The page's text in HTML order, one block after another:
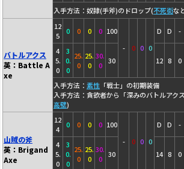
入手方法：奴隷(手斧)のドロップ(不死街な
バトルアクス
英：Battle A
xe
12
5
0 0 0 0 100
-
0 0 0
D D -
4
5.
0
3
0.
0
25.
0
25.
0
30.
0
30 12 8 0
入手方法： 素性 「戦士」の初期装備
入手方法：貪欲者から「深みのバトルアク
高壁)
山賊の斧
英：Brigand
Axe
12
4
0 0 0 0 100
-
0 0 0
D D -
4
5.
0
3
0.
0
25.
0
25.
0
30.
0
30 14 8 0